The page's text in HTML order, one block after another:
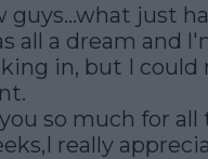
guys...what just
all a dream and
in, but I could
so much for
really